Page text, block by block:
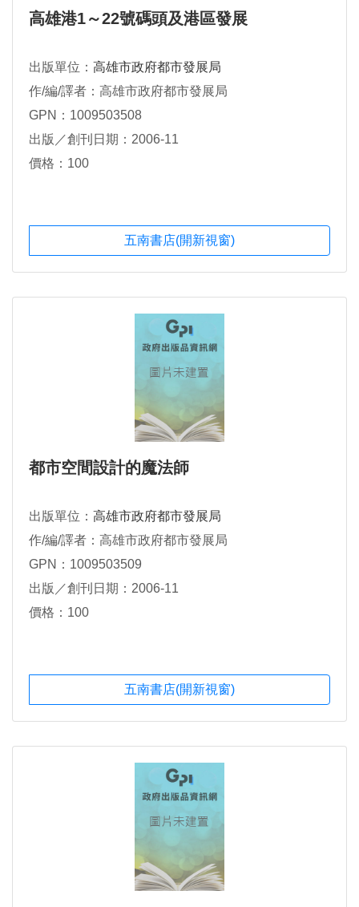
高雄港1～22號碼頭及港區發展
出版單位： 高雄市政府都市發展局
作/編/譯者：高雄市政府都市發展局
GPN：1009503508
出版／創刊日期：2006-11
價格：100
五南書店(開新視窗)
都市空間設計的魔法師
出版單位： 高雄市政府都市發展局
作/編/譯者：高雄市政府都市發展局
GPN：1009503509
出版／創刊日期：2006-11
價格：100
五南書店(開新視窗)